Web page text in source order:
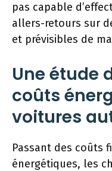
pas capable
allers-retours sur
et prévisibles de
Une étude
coûts
voitures
Passant des coûts
énergétiques, les